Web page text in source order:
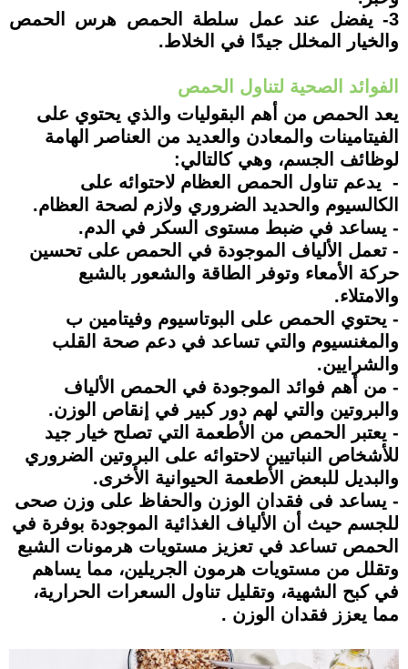
3- يفضل عند عمل سلطة الحمص هرس الحمص
والخيار المخلل جيدًا في الخلاط.
الفوائد الصحية لتناول الحمص
يعد الحمص من أهم البقوليات والذي يحتوي على
الفيتامينات والمعادن والعديد من العناصر الهامة
لوظائف الجسم، وهي كالتالي:
- يدعم تناول الحمص العظام لاحتوائه على
الكالسيوم والحديد الضروري ولازم لصحة العظام.
- يساعد في ضبط مستوى السكر في الدم.
- تعمل الألياف الموجودة في الحمص على تحسين
حركة الأمعاء وتوفر الطاقة والشعور بالشبع
والامتلاء.
- يحتوي الحمص على البوتاسيوم وفيتامين ب
والمغنسيوم والتي تساعد في دعم صحة القلب
والشرايين.
- من أهم فوائد الموجودة في الحمص الألياف
والبروتين والتي لهم دور كبير في إنقاص الوزن.
- يعتبر الحمص من الأطعمة التي تصلح خيار جيد
للأشخاص النباتيين لاحتوائه على البروتين الضروري
والبديل للبعض الأطعمة الحيوانية الأخرى.
- يساعد فى فقدان الوزن والحفاظ على وزن صحى
للجسم حيث أن الألياف الغذائية الموجودة بوفرة في
الحمص تساعد في تعزيز مستويات هرمونات الشبع
وتقلل من مستويات هرمون الجريلين، مما يساهم
في كبح الشهية، وتقليل تناول السعرات الحرارية،
مما يعزز فقدان الوزن .